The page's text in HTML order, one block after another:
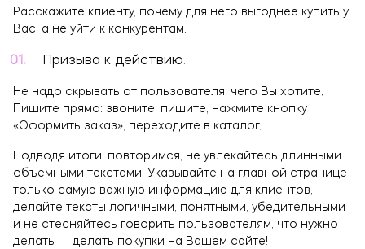
Расскажите клиенту, почему для него выгоднее купить у
Вас, а не уйти к конкурентам.
Призыва к действию.
Не надо скрывать от пользователя, чего Вы хотите.
Пишите прямо: звоните, пишите, нажмите кнопку
«Оформить заказ», переходите в каталог.
Подводя итоги, повторимся, не увлекайтесь длинными
объемными текстами. Указывайте на главной странице
только самую важную информацию для клиентов,
делайте тексты логичными, понятными, убедительными
и не стесняйтесь говорить пользователям, что нужно
делать — делать покупки на Вашем сайте!